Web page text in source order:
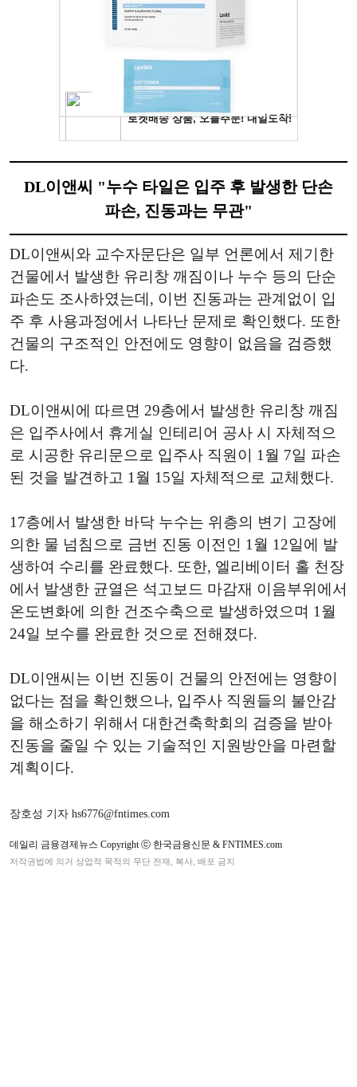
DL이앤씨 "누수 타일은 입주 후 발생한 단손
파손, 진동과는 무관"
DL이앤씨와 교수자문단은 일부 언론에서 제기한
건물에서 발생한 유리창 깨짐이나 누수 등의 단순
파손도 조사하였는데, 이번 진동과는 관계없이 입
주 후 사용과정에서 나타난 문제로 확인했다. 또한
건물의 구조적인 안전에도 영향이 없음을 검증했
다.
DL이앤씨에 따르면 29층에서 발생한 유리창 깨짐
은 입주사에서 휴게실 인테리어 공사 시 자체적으
로 시공한 유리문으로 입주사 직원이 1월 7일 파손
된 것을 발견하고 1월 15일 자체적으로 교체했다.
17층에서 발생한 바닥 누수는 위층의 변기 고장에
의한 물 넘침으로 금번 진동 이전인 1월 12일에 발
생하여 수리를 완료했다. 또한, 엘리베이터 홀 천장
에서 발생한 균열은 석고보드 마감재 이음부위에서
온도변화에 의한 건조수축으로 발생하였으며 1월
24일 보수를 완료한 것으로 전해졌다.
DL이앤씨는 이번 진동이 건물의 안전에는 영향이
없다는 점을 확인했으나, 입주사 직원들의 불안감
을 해소하기 위해서 대한건축학회의 검증을 받아
진동을 줄일 수 있는 기술적인 지원방안을 마련할
계획이다.
장호성 기자 hs6776@fntimes.com
데일리 금융경제뉴스 Copyright ⓒ 한국금융신문 & FNTIMES.com
저작권법에 의거 상업적 목적의 무단 전재, 복사, 배포 금지